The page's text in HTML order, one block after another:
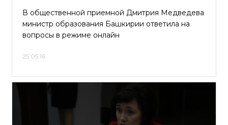
В общественной приемной Дмитрия Медведева
министр образования Башкирии ответила на
вопросы в режиме онлайн
25.05.16